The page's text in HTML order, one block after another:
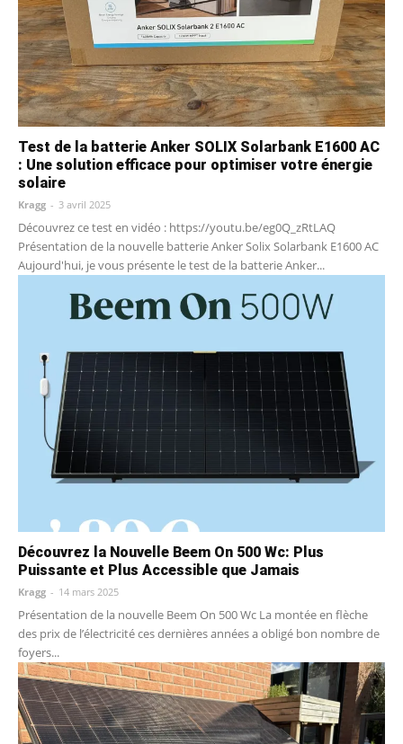
Test de la batterie Anker SOLIX Solarbank E1600 AC
: Une solution efficace pour optimiser votre énergie
solaire
Kragg - 3 avril 2025
Découvrez ce test en vidéo : https://youtu.be/eg0Q_zRtLAQ
Présentation de la nouvelle batterie Anker Solix Solarbank E1600 AC
Aujourd'hui, je vous présente le test de la batterie Anker...
Découvrez la Nouvelle Beem On 500 Wc: Plus
Puissante et Plus Accessible que Jamais
Kragg - 14 mars 2025
Présentation de la nouvelle Beem On 500 Wc La montée en flèche
des prix de l’électricité ces dernières années a obligé bon nombre de
foyers...